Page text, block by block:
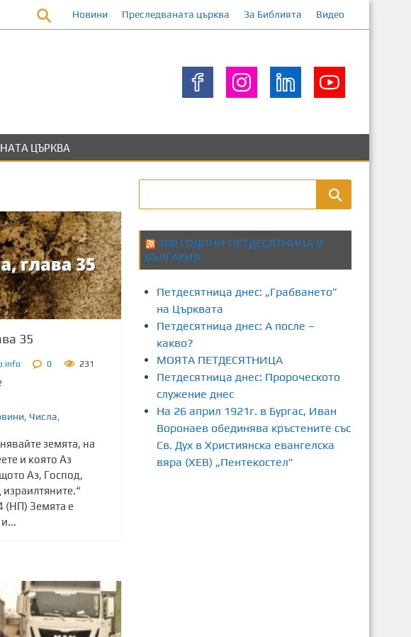
Новини Преследваната църква За Библията Видео
ЦЪРКВА
35
0
231
, Числа,
земята, на
и която Аз
Аз, Господ,
(НП) Земята е
100 ГОДИНИ ПЕТДЕСЯТНИЦА В
БЪЛГАРИЯ
Петдесятница днес: „Грабването”
на Църквата
Петдесятница днес: А после –
какво?
МОЯТА ПЕТДЕСЯТНИЦА
Петдесятница днес: Пророческото
служение днес
На 26 април 1921г. в Бургас, Иван
Воронаев обединява кръстените със
Св. Дух в Християнска евангелска
вяра (ХЕВ) „Пентекостел”